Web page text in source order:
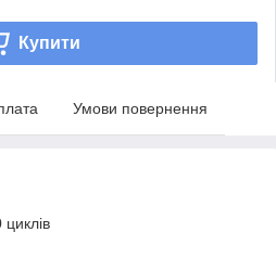
Купити
Умови повернення
циклів